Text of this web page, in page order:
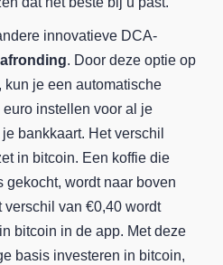
innovatieve DCA-
. Door deze optie op
je een automatische
instellen voor al je
bankkaart. Het verschil
in bitcoin. Een koffie die
gekocht, wordt naar boven
verschil van €0,40 wordt
bitcoin in de app. Met deze
basis investeren in bitcoin,